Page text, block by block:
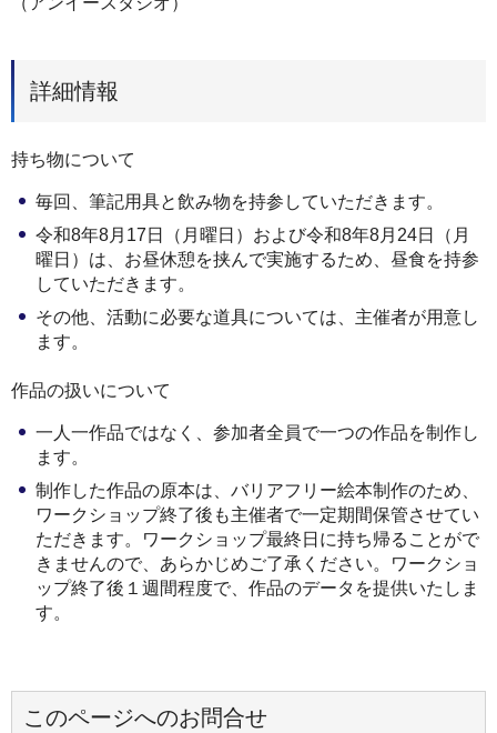
詳細情報
持ち物について
毎回、筆記用具と飲み物を持参していただきます。
令和8年8月17日（月曜日）および令和8年8月24日（月
曜日）は、お昼休憩を挟んで実施するため、昼食を持参
していただきます。
その他、活動に必要な道具については、主催者が用意し
ます。
作品の扱いについて
一人一作品ではなく、参加者全員で一つの作品を制作し
ます。
制作した作品の原本は、バリアフリー絵本制作のため、
ワークショップ終了後も主催者で一定期間保管させてい
ただきます。ワークショップ最終日に持ち帰ることがで
きませんので、あらかじめご了承ください。ワークショ
ップ終了後１週間程度で、作品のデータを提供いたしま
す。
このページへのお問合せ